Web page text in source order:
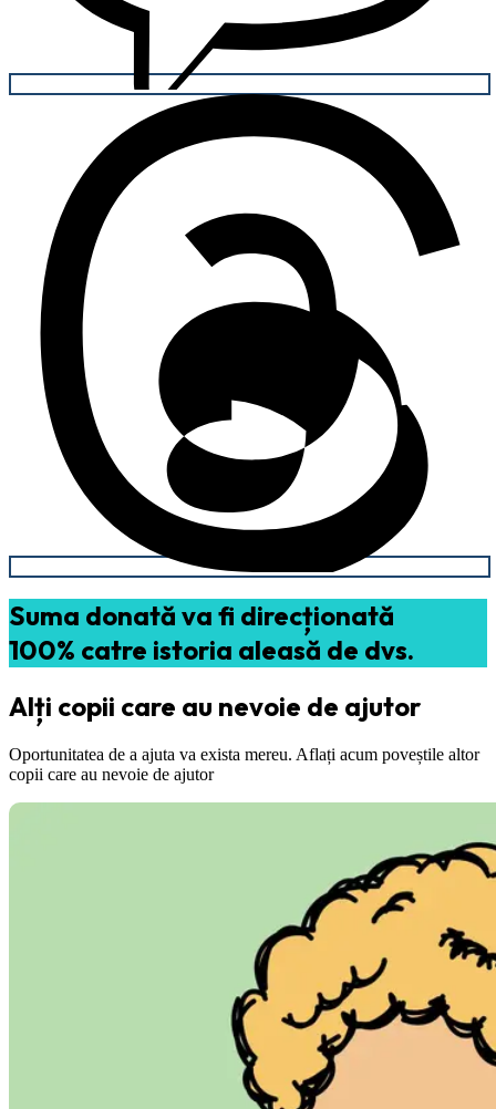
Suma donată va fi direcționată
100% catre istoria aleasă de dvs.
Alți copii care au nevoie de ajutor
Oportunitatea de a ajuta va exista mereu. Aflați acum poveștile altor
copii care au nevoie de ajutor